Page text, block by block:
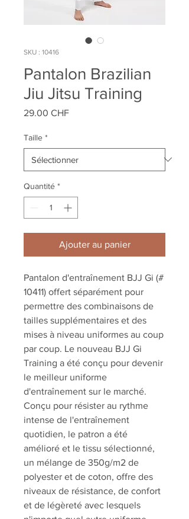
SKU : 10416
Pantalon Brazilian
Jiu Jitsu Training
29.00 CHFPrix
Taille *
Quantité *
Ajouter au panier
Pantalon d'entraînement BJJ Gi (#
10411) offert séparément pour
permettre des combinaisons de
tailles supplémentaires et des
mises à niveau uniformes au coup
par coup. Le nouveau BJJ Gi
Training a été conçu pour devenir
le meilleur uniforme
d'entraînement sur le marché.
Conçu pour résister au rythme
intense de l'entraînement
quotidien, le patron a été
amélioré et le tissu sélectionné,
un mélange de 350g/m2 de
polyester et de coton, offre des
niveaux de résistance, de confort
et de légèreté avec lesquels